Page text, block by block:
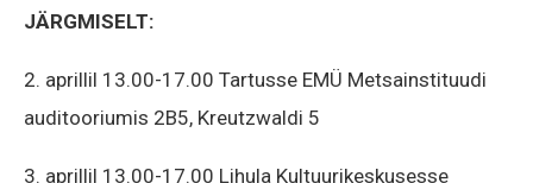
JÄRGMISELT:
2. aprillil 13.00-17.00 Tartusse EMÜ Metsainstituudi
auditooriumis 2B5, Kreutzwaldi 5
3. aprillil 13.00-17.00 Lihula Kultuurikeskusesse